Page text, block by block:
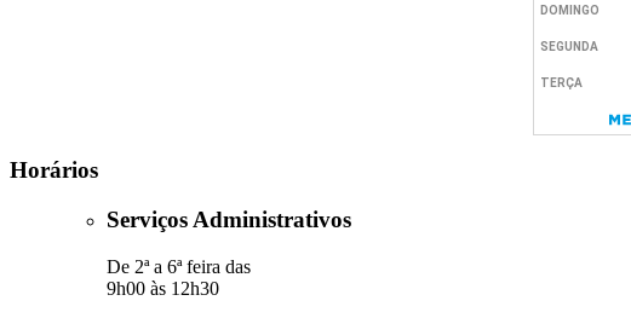
Horários
Serviços Administrativos
De 2ª a 6ª feira das
9h00 às 12h30